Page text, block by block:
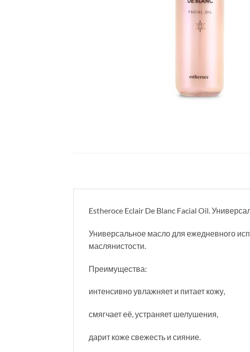
Estheroce Eclair De Blanc Facial Oil.
Универсальное масло для ежедневного
маслянистости.
Преимущества:
интенсивно увлажняет и питает кожу,
смягчает её, устраняет шелушения,
дарит коже свежесть и сияние.